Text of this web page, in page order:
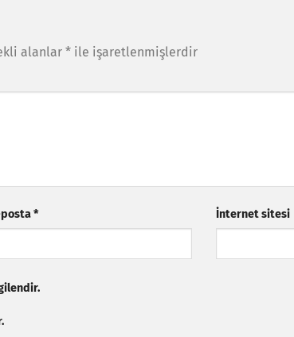
alanlar * ile işaretlenmişlerdir
posta* İnternet sitesi